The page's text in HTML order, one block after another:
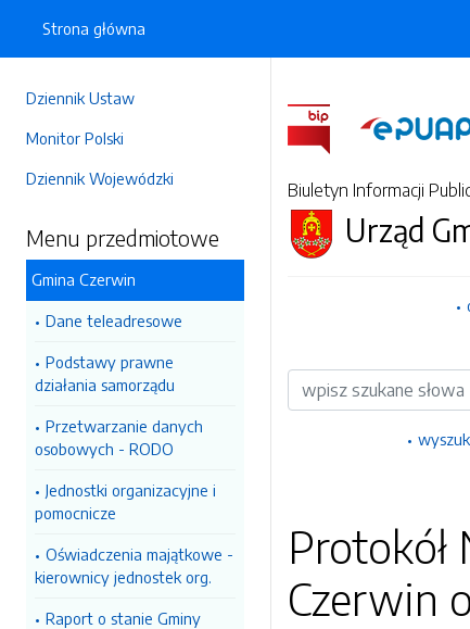
Dziennik Ustaw
Monitor Polski
Dziennik Wojewódzki
Menu przedmiotowe
Gmina Czerwin
Dane teleadresowe
Podstawy prawne
działania samorządu
Przetwarzanie danych
osobowych - RODO
Jednostki organizacyjne i
pomocnicze
Oświadczenia majątkowe -
kierownicy jednostek org.
Raport o stanie Gminy
Strona główna
Biuletyn Informacji
Urząd
Wyszukiwarka
Czerwin